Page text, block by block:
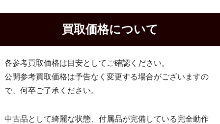
買取価格について
各参考買取価格は目安としてご確認ください。
公開参考買取価格は予告なく変更する場合がございますの
で、何卒ご了承ください。
中古品として綺麗な状態、付属品が完備している完全動作